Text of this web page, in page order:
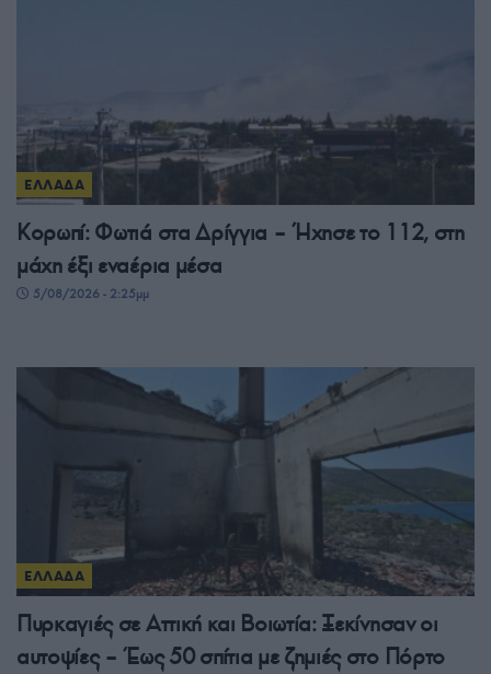
ΕΛΛΑΔΑ
Κορωπί: Φωτιά στα Δρίγγια – Ήχησε το 112, στη
μάχη έξι εναέρια μέσα
5/08/2026 - 2:25μμ
ΕΛΛΑΔΑ
Πυρκαγιές σε Αττική και Βοιωτία: Ξεκίνησαν οι
αυτοψίες – Έως 50 σπίτια με ζημιές στο Πόρτο